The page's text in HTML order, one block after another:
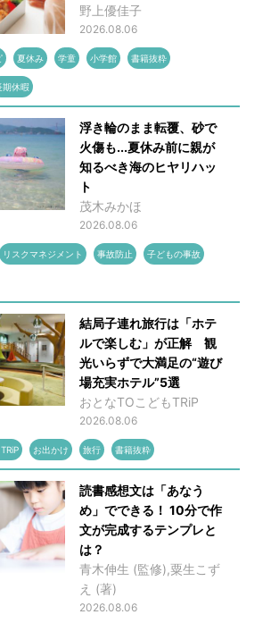
野上優佳子
2026.08.06
夏休み 学童 小学館 書籍抜粋
期休暇
浮き輪のまま転覆、砂で
火傷も...夏休み前に親が
知るべき海のヒヤリハッ
ト
茂木みかほ
2026.08.06
リスクマネジメント 事故防止 子どもの事故
結局子連れ旅行は「ホテ
ルで楽しむ」が正解 観
光いらずで大満足の“遊び
場充実ホテル”5選
おとなTOこどもTRiP
2026.08.06
お出かけ 旅行 書籍抜粋
読書感想文は「あなう
め」でできる！ 10分で作
文が完成するテンプレと
は？
青木伸生 (監修),粟生こず
え (著)
2026.08.06